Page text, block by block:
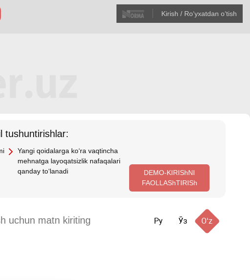
Kirish / Roʻyхatdan oʻtish
tushuntirishlar:
Yangi qoidalarga koʻra vaqtincha
mehnatga layoqatsizlik nafaqalari
qanday toʻlanadi
DEMO-KIRIShNI
FAOLLAShTIRISh
Ру Ўз Oʻz